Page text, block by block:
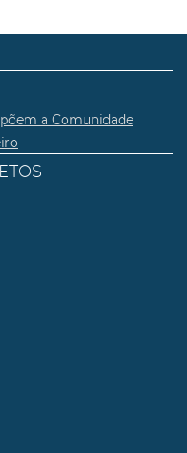
a Comunidade